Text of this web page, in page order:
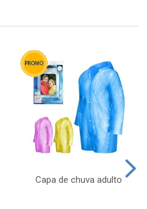
Capa de chuva adulto